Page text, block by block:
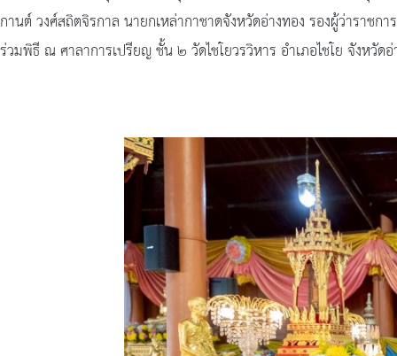
กานต์ วงศ์สถิตจิรกาล นายกเหล่ากาชาดจังหวัดอ่างทอง รองผู้ว่าราช
ร่วมพิธี ณ ศาลาการเปรียญ ชั้น ๒ วัดไชโยวรวิหาร อำเภอไชโย จังหวัด